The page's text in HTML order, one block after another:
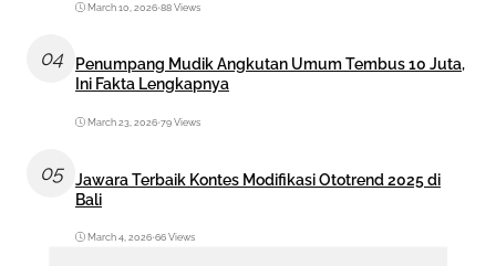
March 10, 2026•88 Views
04
Penumpang Mudik Angkutan Umum Tembus 10 Juta,
Ini Fakta Lengkapnya
March 23, 2026•79 Views
05
Jawara Terbaik Kontes Modifikasi Ototrend 2025 di
Bali
March 4, 2026•66 Views